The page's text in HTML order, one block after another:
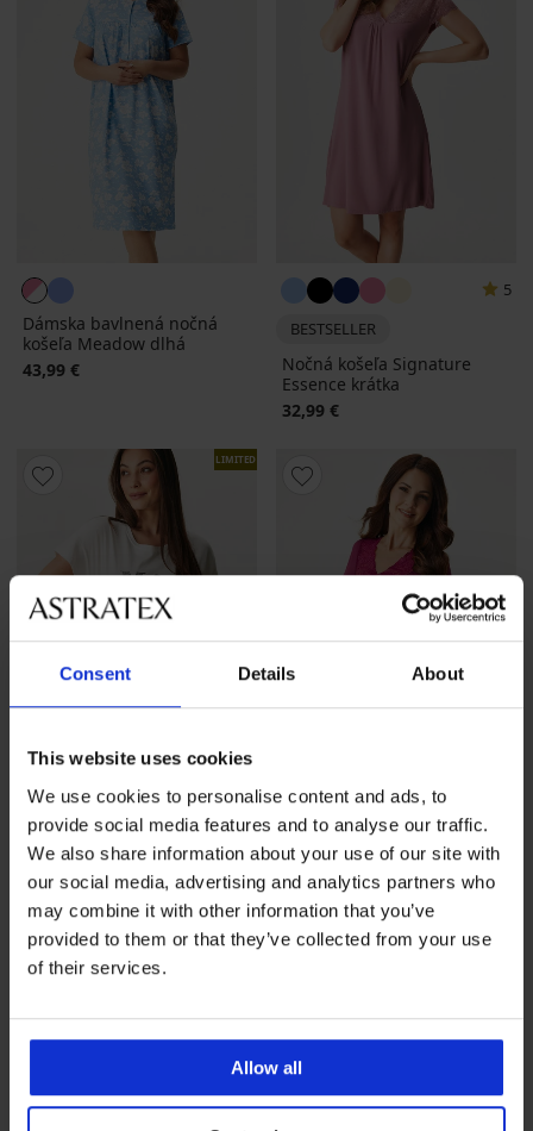
Consent Details About
This website uses cookies
We use cookies to personalise content and ads, to
provide social media features and to analyse our traffic.
We also share information about your use of our site with
our social media, advertising and analytics partners who
may combine it with other information that you’ve
provided to them or that they’ve collected from your use
of their services.
Allow all
Dámska bavlnená nočná
košeľa Meadow dlhá
43,99 €
5
BESTSELLER
Nočná košeľa Signature
Essence krátka
32,99 €
LIMITED
-30%
krátka
Zľava
26,59 € Pôvodná cena
37,99 €
BESTSELLER
Nočná košeľa Signature Avril